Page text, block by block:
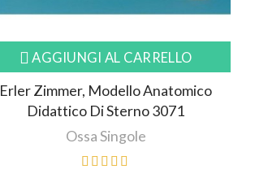
AGGIUNGI AL CARRELLO
Erler Zimmer, Modello Anatomico
Didattico Di Sterno 3071
Ossa Singole